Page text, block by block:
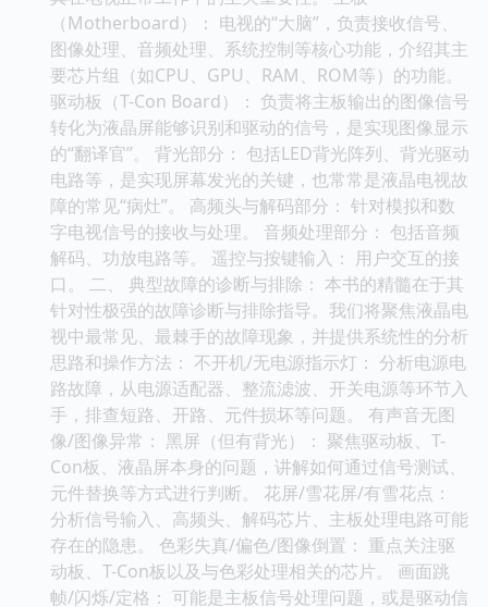
（Motherboard）： 电视的“大脑”，负责接收信号、
图像处理、音频处理、系统控制等核心功能，介绍其主
要芯片组（如CPU、GPU、RAM、ROM等）的功能。
驱动板（T-Con Board）： 负责将主板输出的图像信号
转化为液晶屏能够识别和驱动的信号，是实现图像显示
的“翻译官”。 背光部分： 包括LED背光阵列、背光驱动
电路等，是实现屏幕发光的关键，也常常是液晶电视故
障的常见“病灶”。 高频头与解码部分： 针对模拟和数
字电视信号的接收与处理。 音频处理部分： 包括音频
解码、功放电路等。 遥控与按键输入： 用户交互的接
口。 二、 典型故障的诊断与排除： 本书的精髓在于其
针对性极强的故障诊断与排除指导。我们将聚焦液晶电
视中最常见、最棘手的故障现象，并提供系统性的分析
思路和操作方法： 不开机/无电源指示灯： 分析电源电
路故障，从电源适配器、整流滤波、开关电源等环节入
手，排查短路、开路、元件损坏等问题。 有声音无图
像/图像异常： 黑屏（但有背光）： 聚焦驱动板、T-
Con板、液晶屏本身的问题，讲解如何通过信号测试、
元件替换等方式进行判断。 花屏/雪花屏/有雪花点：
分析信号输入、高频头、解码芯片、主板处理电路可能
存在的隐患。 色彩失真/偏色/图像倒置： 重点关注驱
动板、T-Con板以及与色彩处理相关的芯片。 画面跳
帧/闪烁/定格： 可能是主板信号处理问题，或是驱动信